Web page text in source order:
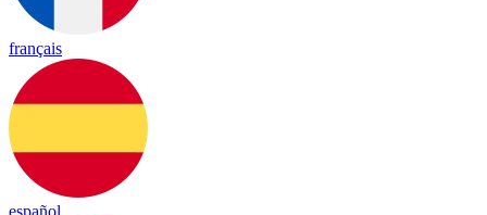
français
español